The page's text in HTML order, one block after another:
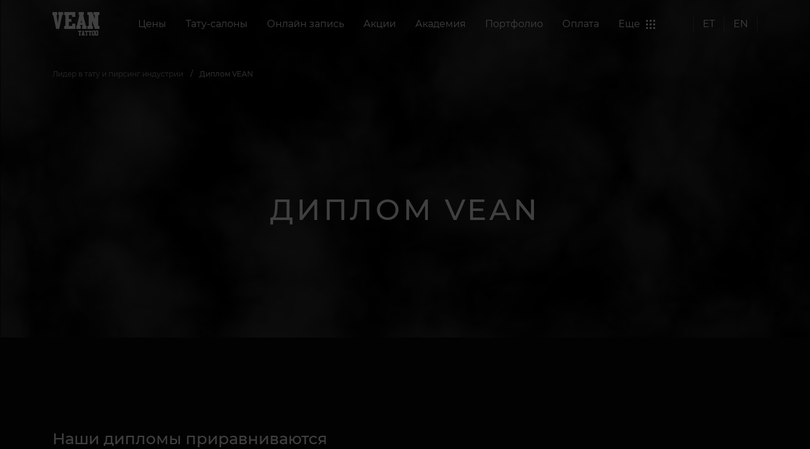
Цены Тату-салоны Онлайн запись Акции Академия Портфолио Оплата Еще ET EN
Лидер в тату и пирсинг индустрии Диплом VEAN
ДИПЛОМ VEAN
Наши дипломы приравниваются